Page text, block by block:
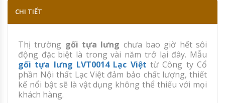
CHI TIẾT
Thị trường gối tựa lưng chưa bao giờ hết sôi
động đặc biệt là trong vài năm trở lại đây. Mẫu
gối tựa lưng LVT0014 Lạc Việt từ Công ty Cổ
phần Nội thất Lạc Việt đảm bảo chất lượng, thiết
kế nổi bật sẽ là vật dụng không thể thiếu với mọi
khách hàng.